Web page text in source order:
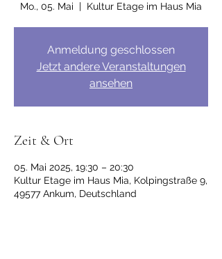
Mo., 05. Mai
  |
Kultur Etage im Haus Mia
Anmeldung geschlossen
Jetzt andere Veranstaltungen
ansehen
Zeit & Ort
05. Mai 2025, 19:30 – 20:30
Kultur Etage im Haus Mia, Kolpingstraße 9,
49577 Ankum, Deutschland